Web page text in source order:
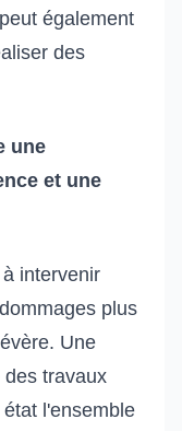
également
des
une
et une
intervenir
plus
Une
travaux
l'ensemble